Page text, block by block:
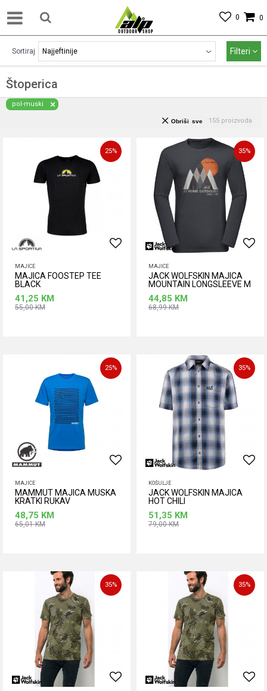
0
0
Štoperica
Sortiraj Filteri
pol-muski
155 proizvoda
Obriši sve
25%
MAJICE
MAJICA FOOSTEP TEE
BLACK
41,25 KM
55,00KM
35%
MAJICE
JACK WOLFSKIN MAJICA
MOUNTAIN LONGSLEEVE M
44,85 KM
68,99KM
25%
MAJICE
MAMMUT MAJICA MUSKA
KRATKI RUKAV
48,75 KM
65,01KM
35%
KOŠULJE
JACK WOLFSKIN MAJICA
HOT CHILI
51,35 KM
79,00KM
35% 35%